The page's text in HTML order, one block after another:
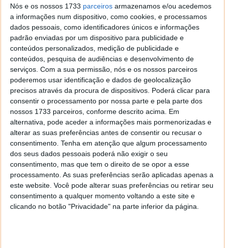
Nós e os nossos 1733 parceiros armazenamos e/ou acedemos
a informações num dispositivo, como cookies, e processamos
dados pessoais, como identificadores únicos e informações
padrão enviadas por um dispositivo para publicidade e
conteúdos personalizados, medição de publicidade e
conteúdos, pesquisa de audiências e desenvolvimento de
serviços. Com a sua permissão, nós e os nossos parceiros
poderemos usar identificação e dados de geolocalização
precisos através da procura de dispositivos. Poderá clicar para
consentir o processamento por nossa parte e pela parte dos
nossos 1733 parceiros, conforme descrito acima. Em
alternativa, pode aceder a informações mais pormenorizadas e
alterar as suas preferências antes de consentir ou recusar o
consentimento. Tenha em atenção que algum processamento
dos seus dados pessoais poderá não exigir o seu
consentimento, mas que tem o direito de se opor a esse
processamento. As suas preferências serão aplicadas apenas a
este website. Você pode alterar suas preferências ou retirar seu
consentimento a qualquer momento voltando a este site e
clicando no botão "Privacidade" na parte inferior da página.
Principais Destaques do Piloto Visa Direct com
Stablecoins
Conveniência contínua
Pagamentos quase instantâneos em
stablecoins, sem dependência de horários
bancários.
Moeda sem fronteiras
Facilita transações em regiões com acesso
bancário limitado ou sem contas em dólares
americanos.
Maior transparência
Todas as transações são registadas
permanentemente na blockchain, garantindo
auditoria, conformidade e confirmação de
recebimento.
Expansão progressiva
O piloto começa com parceiros selecionados